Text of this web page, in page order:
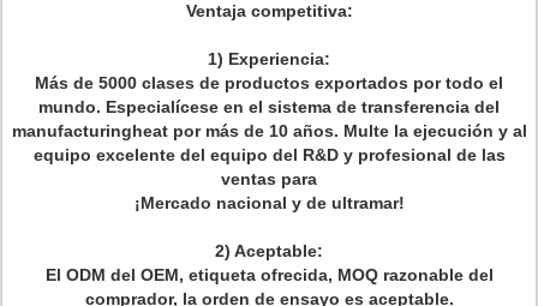
Ventaja competitiva:
1) Experiencia:
Más de 5000 clases de productos exportados por todo el
mundo. Especialícese en el sistema de transferencia del
manufacturingheat por más de 10 años. Multe la ejecución y al
equipo excelente del equipo del R&D y profesional de las
ventas para
¡Mercado nacional y de ultramar!
2) Aceptable:
El ODM del OEM, etiqueta ofrecida, MOQ razonable del
comprador, la orden de ensayo es aceptable.